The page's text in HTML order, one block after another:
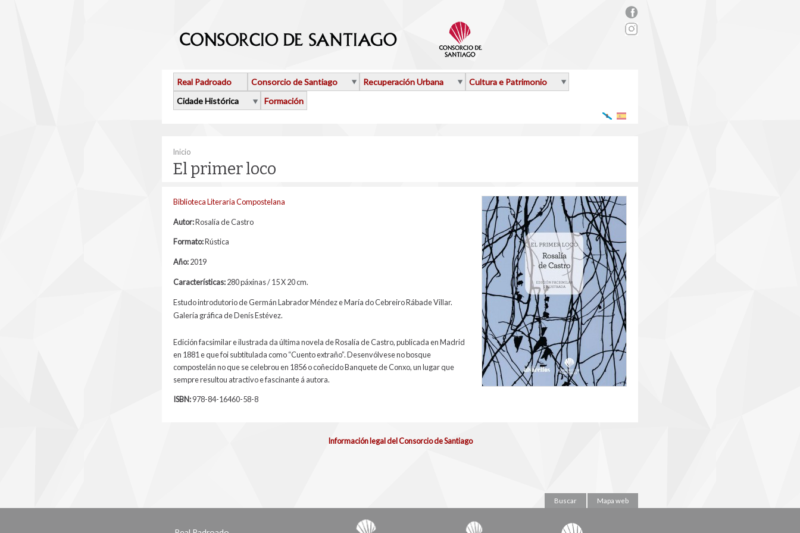
rs_facebook.png
Real Padroado Consorcio de Santiago Recuperación Urbana
Cultura e Patrimonio
Cidade Histórica
Formación
Vostede está aquí
Inicio
El primer loco
Biblioteca Literaria Compostelana
Autor:Rosalía de Castro
Formato:Rústica
Año:2019
Características:280 páxinas / 15 X 20 cm.
Estudo introdutorio de Germán Labrador Méndez e María do Cebreiro Rábade Villar.
Galería gráfica de Denís Estévez.
Edición facsimilar e ilustrada da última novela de Rosalía de Castro, publicada en Madrid
en 1881 e que foi subtitulada como “Cuento extraño”. Desenvólvese no bosque
compostelán no que se celebrou en 1856 o coñecido Banquete de Conxo, un lugar que
sempre resultou atractivo e fascinante á autora.
ISBN:978-84-16460-58-8
Información legal del Consorcio de Santiago
Buscar Mapa web